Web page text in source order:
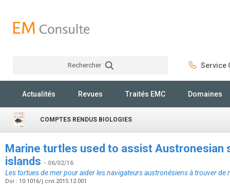
Rechercher Service
Actualités Revues Traités EMC Domaines
COMPTES RENDUS BIOLOGIES
Marine turtles used to assist Austronesian
islands - 06/02/16
Les tortues de mer pour aider les navigateurs austronésiens à trouver de
Doi : 10.1016/j.crvi.2015.12.001